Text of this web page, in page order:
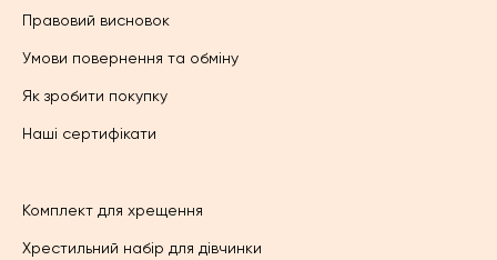
Правовий висновок
Умови повернення та обміну
Як зробити покупку
Наші сертифікати
Комплект для хрещення
Хрестильний набір для дівчинки